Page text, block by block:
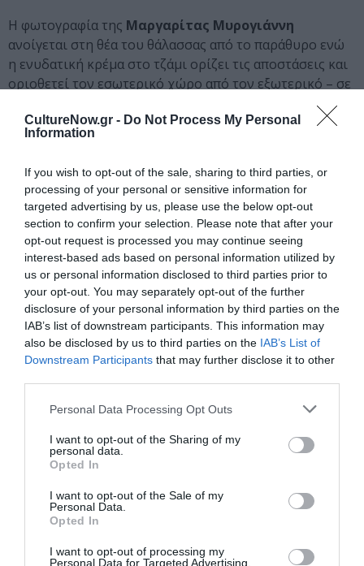
CultureNow.gr - Do Not Process My Personal
Information
If you wish to opt-out of the sale, sharing to third parties, or
processing of your personal or sensitive information for
targeted advertising by us, please use the below opt-out
section to confirm your selection. Please note that after your
opt-out request is processed you may continue seeing
interest-based ads based on personal information utilized by
us or personal information disclosed to third parties prior to
your opt-out. You may separately opt-out of the further
disclosure of your personal information by third parties on the
IAB’s list of downstream participants. This information may
also be disclosed by us to third parties on the IAB’s List of
Downstream Participants that may further disclose it to other
Personal Data Processing Opt Outs
I want to opt-out of the Sharing of my
personal data.
Opted In
I want to opt-out of the Sale of my
Personal Data.
Opted In
I want to opt-out of processing my
Personal Data for Targeted Advertising.
Η φωτογραφία της Μαργαρίτας Μυρογιάννη
ανοίγεται στη θέα του θάλασσας από το παράθυρο ενώ
η ενυδατική κρέμα στο τζάμι ορίζει τις αποστάσεις και
οριοθετεί τον εσωτερικό χώρο από τον εξωτερικό – σε
αντίθεση με το μικρό μπρούτζινο γλυπτό στο οποίο το
εσωτερικό και το εξωτερικό είναι μονίμως υπό
διαπραγμάτευση.
Πέτρος Ευσταθιάδηςστήνει την ελληνική ύπαιθρο
μεγάλων διαστάσεων προσωρινές γλυπτικές
κατασκευές τις οποίες φωτογραφίζει και παρουσιάζει
σε μεγάλα τυπώματα. Οι εικόνες που προκύπτουν από
τη μία πρωτότυπες και από την άλλη δε σταματούν να
σου φέρνουν στο μυαλό τους διάφορους
αυτοσχεδιασμούς που προκύπτουν από ανάγκη και
συναντάς συνεχώς στην ελληνική επαρχία, στα χωριά
και στα χωράφια.
Γιάννης Κολιόπουλοςφτιάχνει κολάζ από λογής
λογής υλικά και τα δύο έργα της έκθεσης καταπιάνονται
με τον ιδιωτική ζωή και τις δημόσιες εκφράσεις της.
Τα ζωγραφικά έργα τηςΠάολας Παλαβίδη
βρίσκουν
την καταγωγή τους στις εικόνες των εγκυκλοπεδειών
δεκαετιών πριν, τις οποίες χρησιμοποιεί για να
καυτηριάσει τη σύγχρονη εκβιομηχανοποιημένη ζωή.
Τέλος στην έκθεση πραουσιάζεται και ένα αντικείμενο